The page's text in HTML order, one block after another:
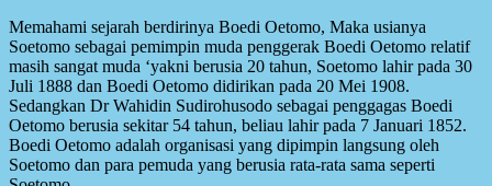
Memahami sejarah berdirinya Boedi Oetomo, Maka usianya
Soetomo sebagai pemimpin muda penggerak Boedi Oetomo relatif
masih sangat muda ‘yakni berusia 20 tahun, Soetomo lahir pada 30
Juli 1888 dan Boedi Oetomo didirikan pada 20 Mei 1908.
Sedangkan Dr Wahidin Sudirohusodo sebagai penggagas Boedi
Oetomo berusia sekitar 54 tahun, beliau lahir pada 7 Januari 1852.
Boedi Oetomo adalah organisasi yang dipimpin langsung oleh
Soetomo dan para pemuda yang berusia rata-rata sama seperti